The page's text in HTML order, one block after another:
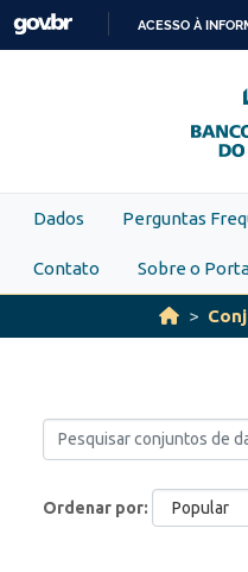
Skip to main content
ACESSO À
Dados Perguntas
Contato Sobre o
Ordenar por